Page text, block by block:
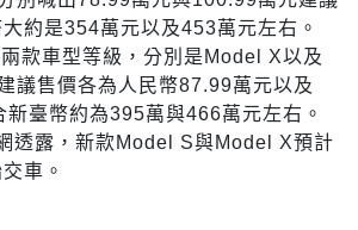
約是354萬元以及453萬元左右。
款車型等級，分別是Model X以及
議售價各為人民幣87.99萬元以及
臺幣約為395萬與466萬元左右。
透露，新款Model S與Model X預計
車。